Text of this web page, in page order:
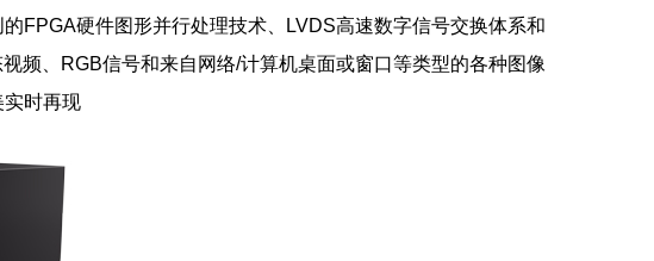
FPGA硬件图形并行处理技术、LVDS高速数字信号交换体系和
频、RGB信号和来自网络/计算机桌面或窗口等类型的各种图像
实时再现